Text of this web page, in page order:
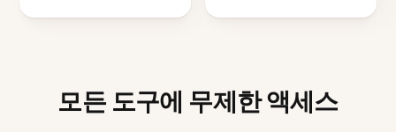
모든 도구에 무제한 액세스